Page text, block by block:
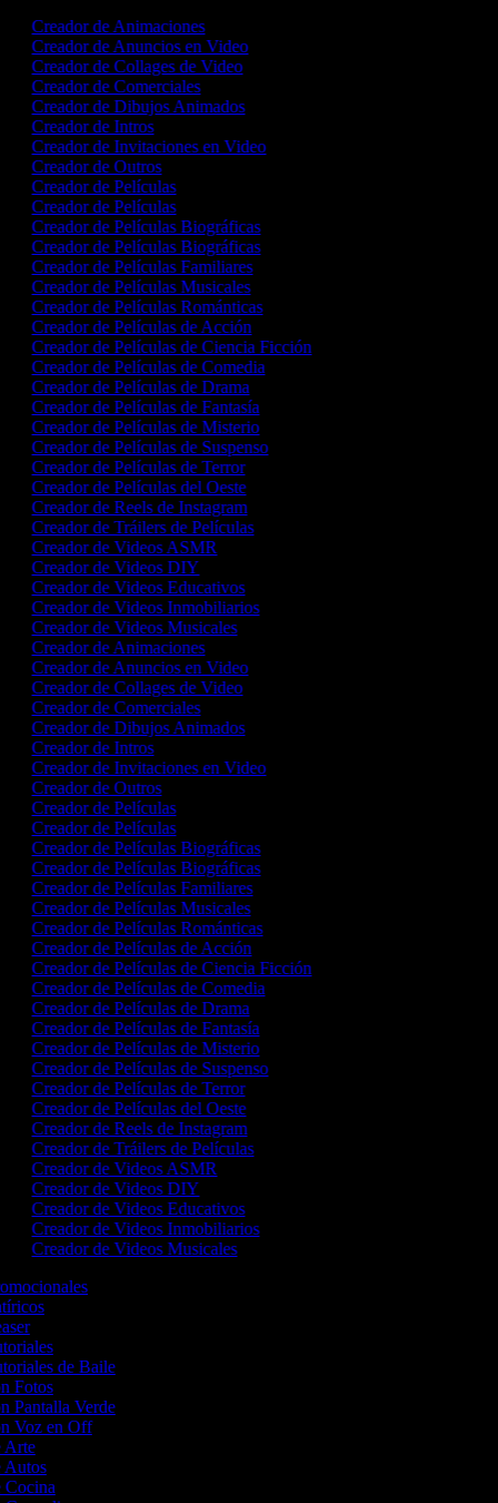
Creador de Animaciones
Creador de Anuncios en Video
Creador de Collages de Video
Creador de Comerciales
Creador de Dibujos Animados
Creador de Intros
Creador de Invitaciones en Video
Creador de Outros
Creador de Películas
Creador de Películas
Creador de Películas Biográficas
Creador de Películas Biográficas
Creador de Películas Familiares
Creador de Películas Musicales
Creador de Películas Románticas
Creador de Películas de Acción
Creador de Películas de Ciencia Ficción
Creador de Películas de Comedia
Creador de Películas de Drama
Creador de Películas de Fantasía
Creador de Películas de Misterio
Creador de Películas de Suspenso
Creador de Películas de Terror
Creador de Películas del Oeste
Creador de Reels de Instagram
Creador de Tráilers de Películas
Creador de Videos ASMR
Creador de Videos DIY
Creador de Videos Educativos
Creador de Videos Inmobiliarios
Creador de Videos Musicales
Creador de Animaciones
Creador de Anuncios en Video
Creador de Collages de Video
Creador de Comerciales
Creador de Dibujos Animados
Creador de Intros
Creador de Invitaciones en Video
Creador de Outros
Creador de Películas
Creador de Películas
Creador de Películas Biográficas
Creador de Películas Biográficas
Creador de Películas Familiares
Creador de Películas Musicales
Creador de Películas Románticas
Creador de Películas de Acción
Creador de Películas de Ciencia Ficción
Creador de Películas de Comedia
Creador de Películas de Drama
Creador de Películas de Fantasía
Creador de Películas de Misterio
Creador de Películas de Suspenso
Creador de Películas de Terror
Creador de Películas del Oeste
Creador de Reels de Instagram
Creador de Tráilers de Películas
Creador de Videos ASMR
Creador de Videos DIY
Creador de Videos Educativos
Creador de Videos Inmobiliarios
Creador de Videos Musicales
de Baile
Fotos
Pantalla Verde
Voz en Off
Arte
Autos
Cocina